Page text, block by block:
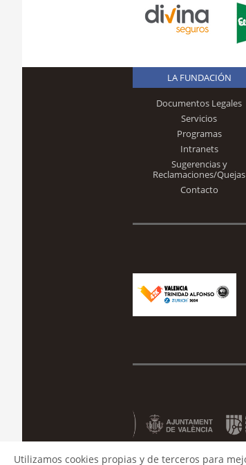
LA FUNDACIÓN
Documentos Legales
Servicios
Programas
Intranets
Sugerencias y
Reclamaciones/Quejas
Contacto
Utilizamos cookies propias y de terceros para